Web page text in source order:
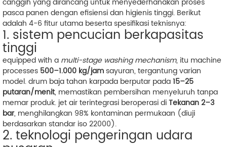
pasca panen dengan efisiensi dan higienis tinggi. Berikut
adalah 4-6 fitur utama beserta spesifikasi teknisnya:
1. sistem pencucian berkapasitas
tinggi
equipped with a multi-stage washing mechanism, itu machine
processes 500–1.000 kg/jamsayuran, tergantung varian
model. drum baja tahan karpada berputar pada15–25
putaran/menit, memastikan pembersihan menyeluruh tanpa
memar produk. jet air terintegrasi beroperasi diTekanan 2–3
bar, menghilangkan 98% kontaminan permukaan (diuji
berdasarkan standar iso 22000).
2. teknologi pengeringan udara